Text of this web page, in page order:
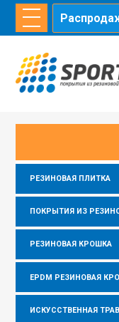
главная
РЕЗИНОВАЯ ПЛИТКА
ПОКРЫТИЯ ИЗ
РЕЗИНОВАЯ КРОШКА
EPDM РЕЗИНОВАЯ
ИСКУССТВЕННАЯ